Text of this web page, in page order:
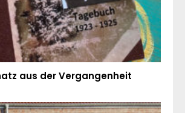
aus der Vergangenheit